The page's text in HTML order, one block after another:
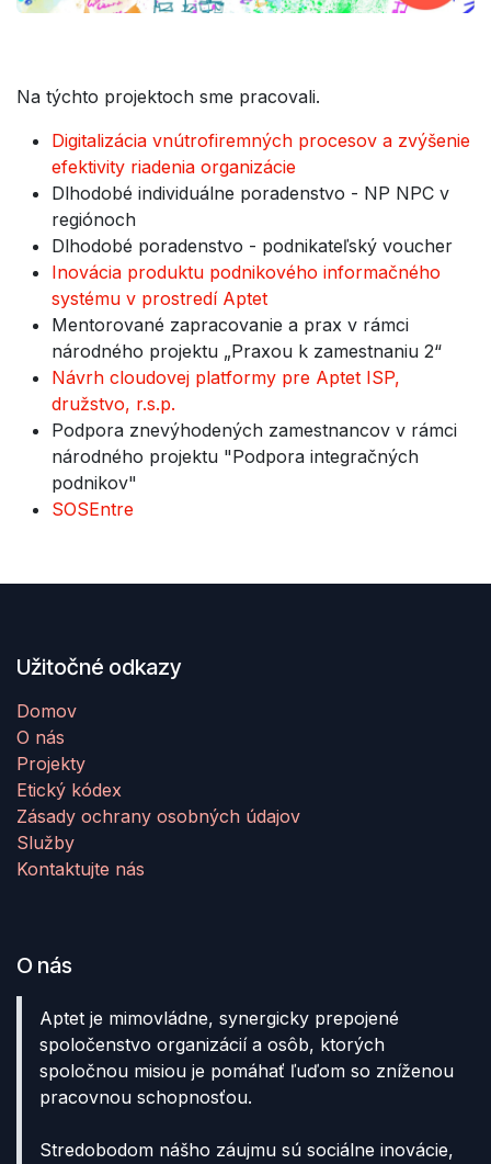
Na týchto projektoch sme pracovali.
Digitalizácia vnútrofiremných procesov a zvýšenie
efektivity riadenia organizácie
Dlhodobé individuálne poradenstvo - NP NPC v
regiónoch
Dlhodobé poradenstvo - podnikateľský voucher
Inovácia produktu podnikového informačného
systému v prostredí Aptet
Mentorované zapracovanie a prax v rámci
národného projektu „Praxou k zamestnaniu 2“
Návrh cloudovej platformy pre Aptet ISP,
družstvo, r.s.p.
Podpora znevýhodených zamestnancov v rámci
národného projektu "Podpora integračných
podnikov"
SOSEntre
Užitočné odkazy
Domov
O nás
Projekty
Etický kódex
Zásady ochrany osobných údajov
Služby
Kontaktujte nás
O nás
Aptet je mimovládne, synergicky prepojené
spoločenstvo organizácií a osôb, ktorých
spoločnou misiou je pomáhať ľuďom so zníženou
pracovnou schopnosťou.
Stredobodom nášho záujmu sú sociálne inovácie,